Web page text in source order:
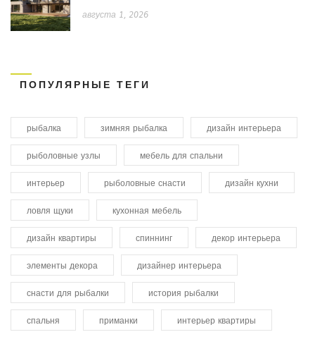
августа 1, 2026
ПОПУЛЯРНЫЕ ТЕГИ
рыбалка зимняя рыбалка дизайн интерьера
рыболовные узлы мебель для спальни
интерьер рыболовные снасти дизайн кухни
ловля щуки кухонная мебель
дизайн квартиры спиннинг декор интерьера
элементы декора дизайнер интерьера
снасти для рыбалки история рыбалки
спальня приманки интерьер квартиры